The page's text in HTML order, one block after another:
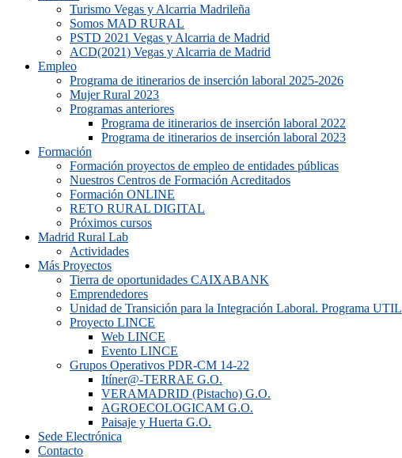
Turismo Vegas y Alcarria Madrileña
Somos MAD RURAL
PSTD 2021 Vegas y Alcarria de Madrid
ACD(2021) Vegas y Alcarria de Madrid
Empleo
Programa de itinerarios de inserción laboral 2025-2026
Mujer Rural 2023
Programas anteriores
Programa de itinerarios de inserción laboral 2022
Programa de itinerarios de inserción laboral 2023
Formación
Formación proyectos de empleo de entidades públicas
Nuestros Centros de Formación Acreditados
Formación ONLINE
RETO RURAL DIGITAL
Próximos cursos
Madrid Rural Lab
Actividades
Más Proyectos
Tierra de oportunidades CAIXABANK
Emprendedores
Unidad de Transición para la Integración Laboral. Programa UTIL
Proyecto LINCE
Web LINCE
Evento LINCE
Grupos Operativos PDR-CM 14-22
Itíner@-TERRAE G.O.
VERAMADRID (Pistacho) G.O.
AGROECOLOGICAM G.O.
Paisaje y Huerta G.O.
Sede Electrónica
Contacto